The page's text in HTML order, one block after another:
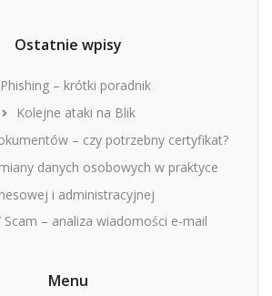
Ostatnie wpisy
Phishing – krótki poradnik
Kolejne ataki na Blik
– czy potrzebny certyfikat?
danych osobowych w praktyce
i administracyjnej
Scam – analiza wiadomości e-mail
Menu